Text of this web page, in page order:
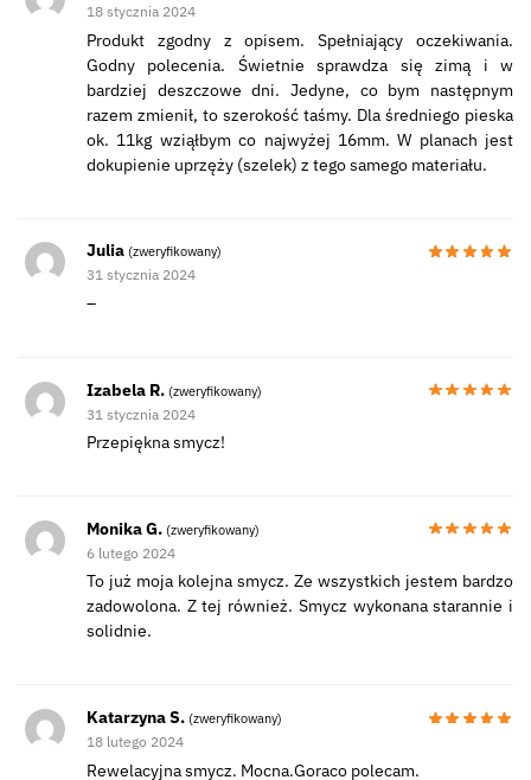
18 stycznia 2024
Produkt zgodny z opisem. Spełniający oczekiwania.
Godny polecenia. Świetnie sprawdza się zimą i w
bardziej deszczowe dni. Jedyne, co bym następnym
razem zmienił, to szerokość taśmy. Dla średniego pieska
ok. 11kg wziąłbym co najwyżej 16mm. W planach jest
dokupienie uprzęży (szelek) z tego samego materiału.
Julia (zweryfikowany)
31 stycznia 2024
–
Izabela R. (zweryfikowany)
31 stycznia 2024
Przepiękna smycz!
Monika G. (zweryfikowany)
6 lutego 2024
To już moja kolejna smycz. Ze wszystkich jestem bardzo
zadowolona. Z tej również. Smycz wykonana starannie i
solidnie.
Katarzyna S. (zweryfikowany)
18 lutego 2024
Rewelacyjna smycz. Mocna.Goraco polecam.